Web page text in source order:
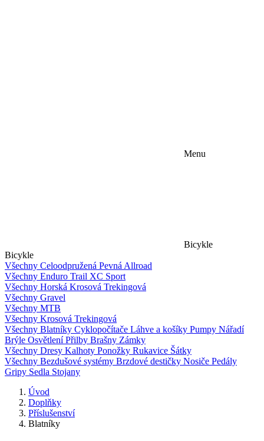
Menu
Bicykle
Bicykle
Všechny Celoodpružená Pevná Allroad
Všechny Enduro Trail XC Sport
Všechny Horská Krosová Trekingová
Všechny Gravel
Všechny MTB
Všechny Krosová Trekingová
Všechny Blatníky Cyklopočítače Láhve a košíky Pumpy Nářadí
Brýle OsvětleníPřilby Brašny Zámky
Všechny Dresy Kalhoty Ponožky Rukavice Šátky
Všechny Bezdušové systémy Brzdové destičky Nosiče Pedály
Gripy Sedla Stojany
Úvod
Doplňky
Příslušenství
Blatníky